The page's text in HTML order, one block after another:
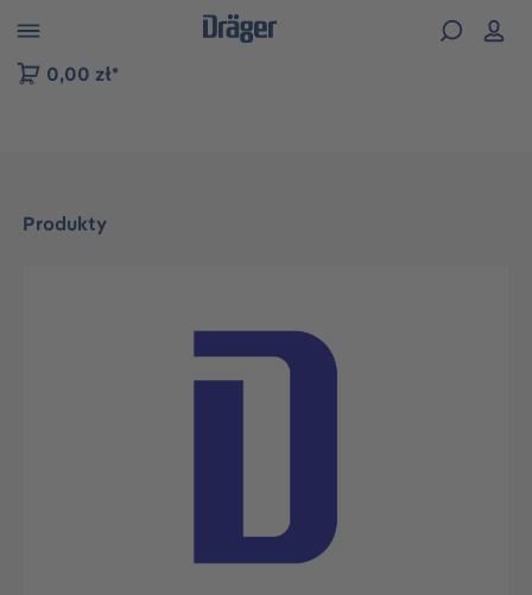
do nawigacji na platformie B2B
0,00 zł*
Produkty
Pomiń galerię zdjęć